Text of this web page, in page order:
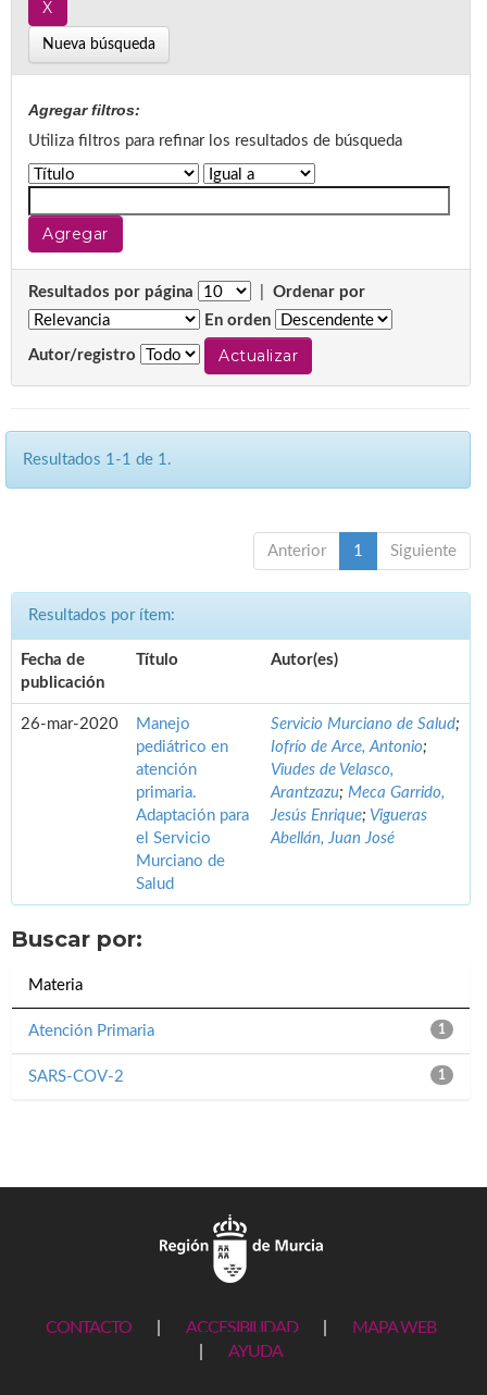
Nueva búsqueda
Agregar filtros:
Utiliza filtros para refinar los resultados de búsqueda
Resultados por página
Ordenar por
En orden
Autor/registro
Resultados 1-1 de 1.
Anterior 1 Siguiente
Resultados por ítem:
Fecha de
publicación
Título Autor(es)
26-mar-2020
Manejo
pediátrico en
atención
primaria.
Adaptación para
el Servicio
Murciano de
Salud
Servicio Murciano de Salud;
Iofrío de Arce, Antonio;
Viudes de Velasco,
Arantzazu; Meca Garrido,
Jesús Enrique; Vigueras
Abellán, Juan José
Buscar por:
Materia
1
Atención Primaria
1
SARS-COV-2
CONTACTO ACCESIBILIDAD
MAPA WEB
AYUDA